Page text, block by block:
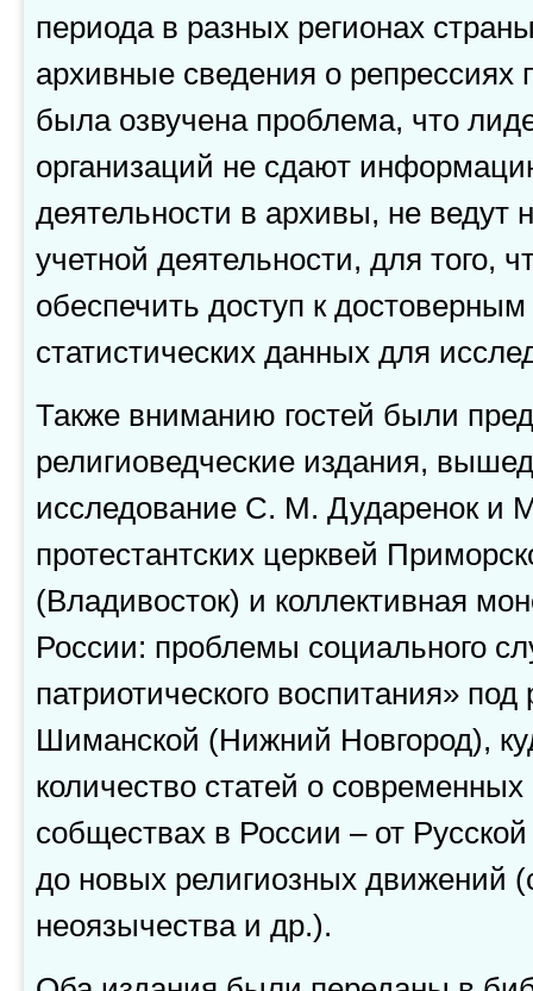
периода в разных регионах
архивные сведения о репрессиях
была озвучена проблема, что
организаций не сдают
деятельности в архивы, не ведут
учетной деятельности, для того,
обеспечить доступ к
статистических данных для
Также вниманию гостей были
религиоведческие издания,
исследование С. М. Дударенок и
протестантских церквей
(Владивосток) и коллективная
России: проблемы социального
патриотического воспитания»
Шиманской (Нижний Новгород),
количество статей о
собществах в России – от
до новых религиозных движений
неоязычества и др.).